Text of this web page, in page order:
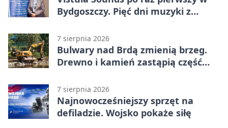
Bydgoszczy. Pięć dni muzyki z
7 sierpnia 2026
Bulwary nad Brdą zmienią brzeg.
Drewno i kamień zastąpią część
7 sierpnia 2026
Najnowocześniejszy sprzęt na
defiladzie. Wojsko pokaże siłę